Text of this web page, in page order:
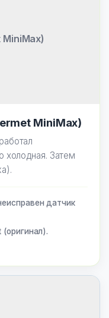
MiniMax)
холодная. Затем
датчик